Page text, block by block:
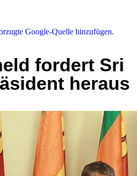
Google-Quelle hinzufügen.
fordert Sri
heraus